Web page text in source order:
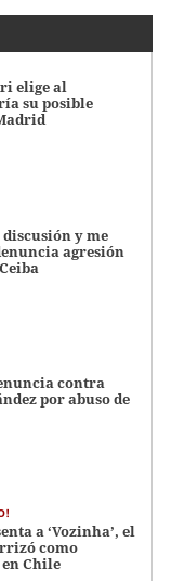
elige al
su posible
y me
agresión
contra
por abuso de
a ‘Vozinha’, el
como
Chile